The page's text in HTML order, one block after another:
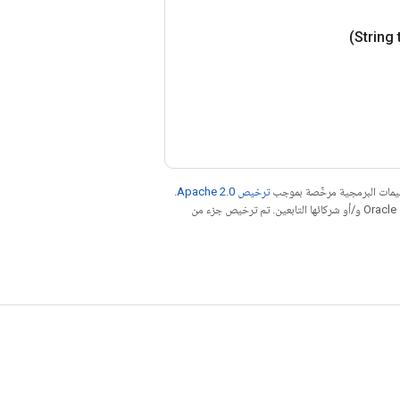
البرمجية مرخّصة بموجبترخيص Apache 2.0‏
. إنّ Java هي علامة تجارية مسجَّلة لشركة Oracle و/أو شركائها التابعين. تم ترخيص جزء من